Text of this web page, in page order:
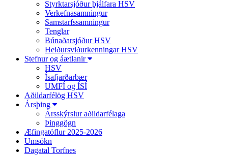
Styrktarsjóður þjálfara HSV
Verkefnasamningur
Samstarfssamningur
Tenglar
Búnaðarsjóður HSV
Heiðursviðurkenningar HSV
Stefnur og áætlanir
HSV
Ísafjarðarbær
UMFÍ og ÍSÍ
Aðildarfélög HSV
Ársþing
Ársskýrslur aðildarfélaga
Þinggögn
Æfingatöflur 2025-2026
Umsókn
Dagatal Torfnes